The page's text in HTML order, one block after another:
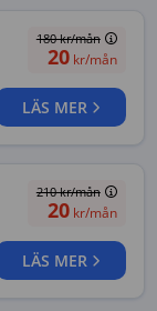
180kr/mån
20kr/mån
LÄS MER
210kr/mån
20kr/mån
LÄS MER